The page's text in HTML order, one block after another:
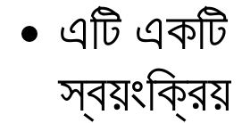
এটি একটি